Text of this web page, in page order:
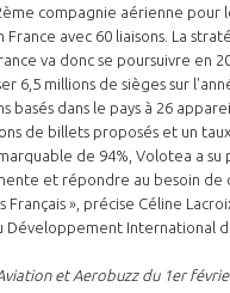
compagnie aérienne pour
France avec 60 liaisons. La
va donc se poursuivre en
6,5 millions de sièges sur
basés dans le pays à 26
de billets proposés et un
de 94%, Volotea a su
et répondre au besoin de
Français », précise Céline
Développement International
et Aerobuzz du 1er